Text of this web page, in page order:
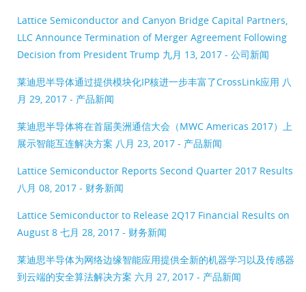
Lattice Semiconductor and Canyon Bridge Capital Partners,
LLC Announce Termination of Merger Agreement Following
Decision from President Trump 九月 13, 2017 - 公司新闻
莱迪思半导体通过提供模块化IP核进一步丰富了CrossLink应用 八
月 29, 2017 - 产品新闻
莱迪思半导体将在首届美洲通信大会（MWC Americas 2017）上
展示智能互连解决方案 八月 23, 2017 - 产品新闻
Lattice Semiconductor Reports Second Quarter 2017 Results
八月 08, 2017 - 财务新闻
Lattice Semiconductor to Release 2Q17 Financial Results on
August 8 七月 28, 2017 - 财务新闻
莱迪思半导体为网络边缘智能应用提供全新的机器学习以及传感器
到云端的安全算法解决方案 六月 27, 2017 - 产品新闻